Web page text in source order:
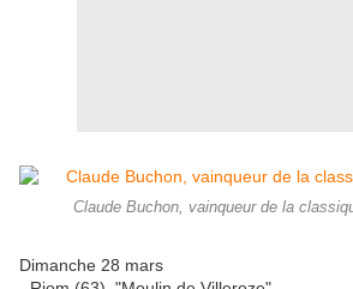
Claude Buchon, vainqueur de la
Dimanche 28 mars